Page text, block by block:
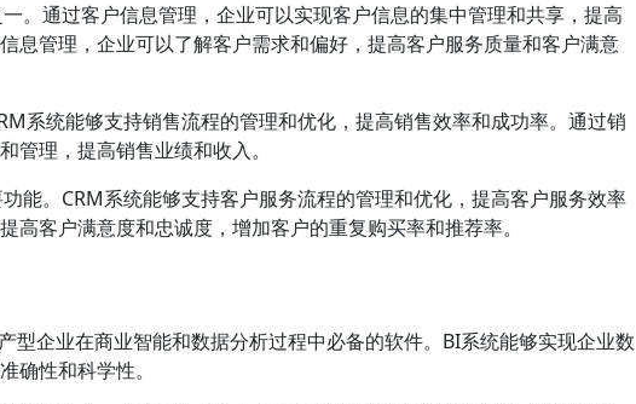
。通过客户信息管理，企业可以实现客户信息的集中管理和共享，提高
息管理，企业可以了解客户需求和偏好，提高客户服务质量和客户满意
系统能够支持销售流程的管理和优化，提高销售效率和成功率。通过销
管理，提高销售业绩和收入。
能。CRM系统能够支持客户服务流程的管理和优化，提高客户服务效率
高客户满意度和忠诚度，增加客户的重复购买率和推荐率。
企业在商业智能和数据分析过程中必备的软件。BI系统能够实现企业数
确性和科学性。